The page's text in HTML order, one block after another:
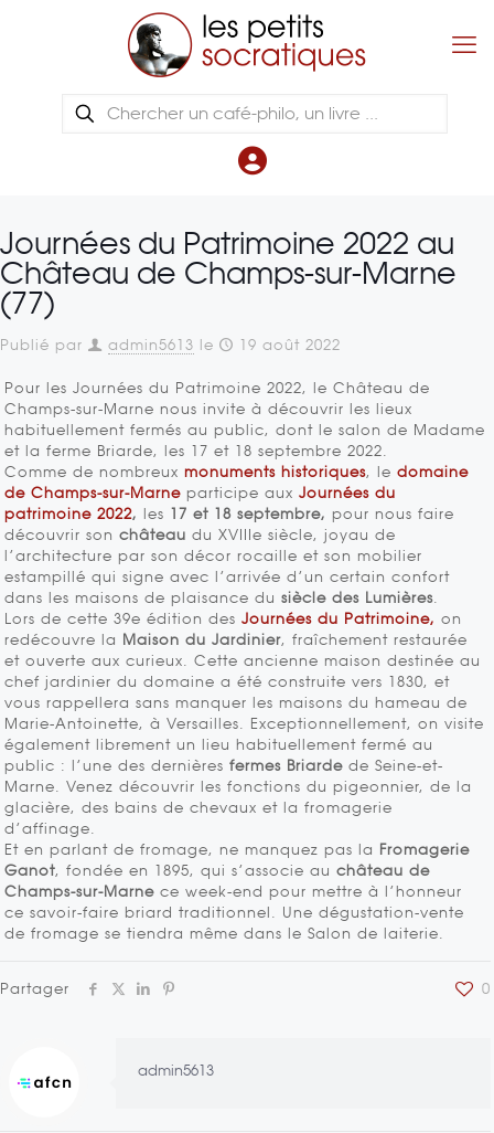
Journées du Patrimoine 2022 au
Château de Champs-sur-Marne
(77)
Publié par admin5613 le 19 août 2022
Pour les Journées du Patrimoine 2022, le Château de
Champs-sur-Marne nous invite à découvrir les lieux
habituellement fermés au public, dont le salon de Madame
et la ferme Briarde, les 17 et 18 septembre 2022.
Comme de nombreuxmonuments historiques, ledomaine
de Champs-sur-Marne participe auxJournées du
patrimoine 2022, les 17 et 18 septembre, pour nous faire
découvrir son château du XVIIIe siècle, joyau de
l’architecture par son décor rocaille et son mobilier
estampillé qui signe avec l’arrivée d’un certain confort
dans les maisons de plaisance dusiècle des Lumières.
Lors de cette 39e édition desJournées du Patrimoine, on
redécouvre la Maison du Jardinier, fraîchement restaurée
et ouverte aux curieux. Cette ancienne maison destinée au
chef jardinier du domaine a été construite vers 1830, et
vous rappellera sans manquer les maisons du hameau de
Marie-Antoinette, à Versailles. Exceptionnellement, on visite
également librement un lieu habituellement fermé au
public : l’une des dernières fermes Briarde de Seine-et-
Marne. Venez découvrir les fonctions du pigeonnier, de la
glacière, des bains de chevaux et la fromagerie
d’affinage.
Et en parlant de fromage, ne manquez pas la Fromagerie
Ganot, fondée en 1895, qui s’associe auchâteau de
Champs-sur-Marne ce week-end pour mettre à l’honneur
ce savoir-faire briard traditionnel. Une dégustation-vente
de fromage se tiendra même dans le Salon de laiterie.
Partager 0
admin5613